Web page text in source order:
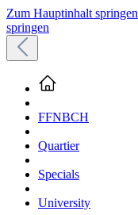
Zum Hauptinhalt springen
springen
FFNBCH
Quartier
Specials
University